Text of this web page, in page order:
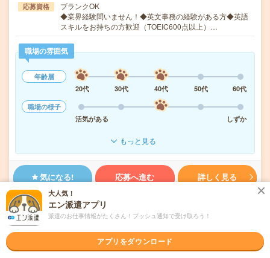
応募資格
ブランクOK
◆業界経験問いません！◆英文事務の経験がある方◆英語
スキルをお持ちの方歓迎（TOEIC600点以上）…
職場の雰囲気
年齢層
20代
30代 40代 50代
60代
職場の様子
活気がある
しずか
もっと見る
気になる! 応募へ進む 詳しく見る
派遣会社
未読 掲載日 2026/08/06
大人気！
エン派遣アプリ
派遣のお仕事情報がたくさん！プッシュ通知で受け取ろう！
アプリをダウンロード